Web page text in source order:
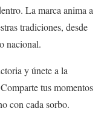
La marca anima a
tradiciones, desde
nacional.
y únete a la
tus momentos
con cada sorbo.